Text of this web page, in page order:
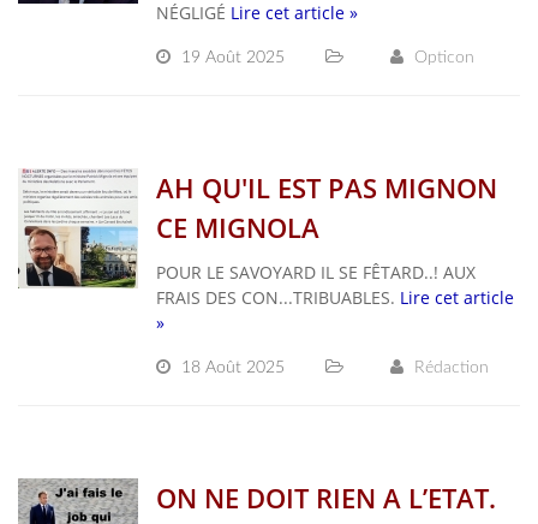
NÉGLIGÉ Lire cet article »
19 Août 2025 Opticon
AH QU'IL EST PAS MIGNON
CE MIGNOLA
POUR LE SAVOYARD IL SE FÊTARD..! AUX
FRAIS DES CON...TRIBUABLES. Lire cet article
»
18 Août 2025 Rédaction
ON NE DOIT RIEN A L’ETAT.